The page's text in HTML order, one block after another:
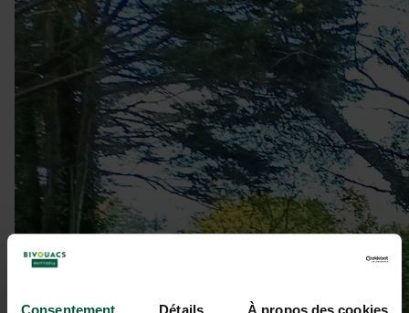
Consentement Détails À propos des cookies